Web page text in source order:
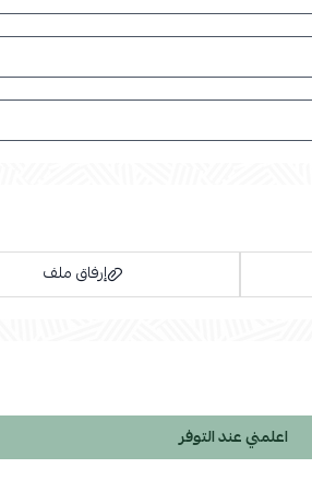
إرفاق ملف
استعراض
اعلمني عند التوفر